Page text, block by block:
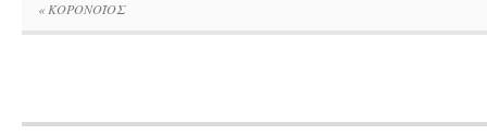
«ΚΟΡΟΝΟΪΟΣ